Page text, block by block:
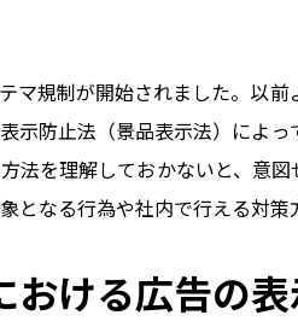
マ規制が開始されました。以
示防止法（景品表示法）によ
法を理解しておかないと、意
となる行為や社内で行える対策
おける広告の